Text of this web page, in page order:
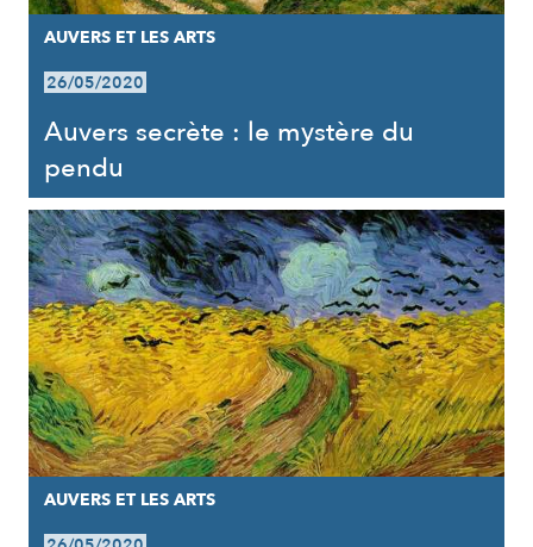
AUVERS ET LES ARTS
26/05/2020
Auvers secrète : le mystère du
pendu
AUVERS ET LES ARTS